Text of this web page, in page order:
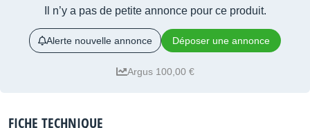
Il n’y a pas de petite annonce pour ce produit.
Alerte nouvelle annonce Déposer une annonce
Argus 100,00 €
FICHE TECHNIQUE